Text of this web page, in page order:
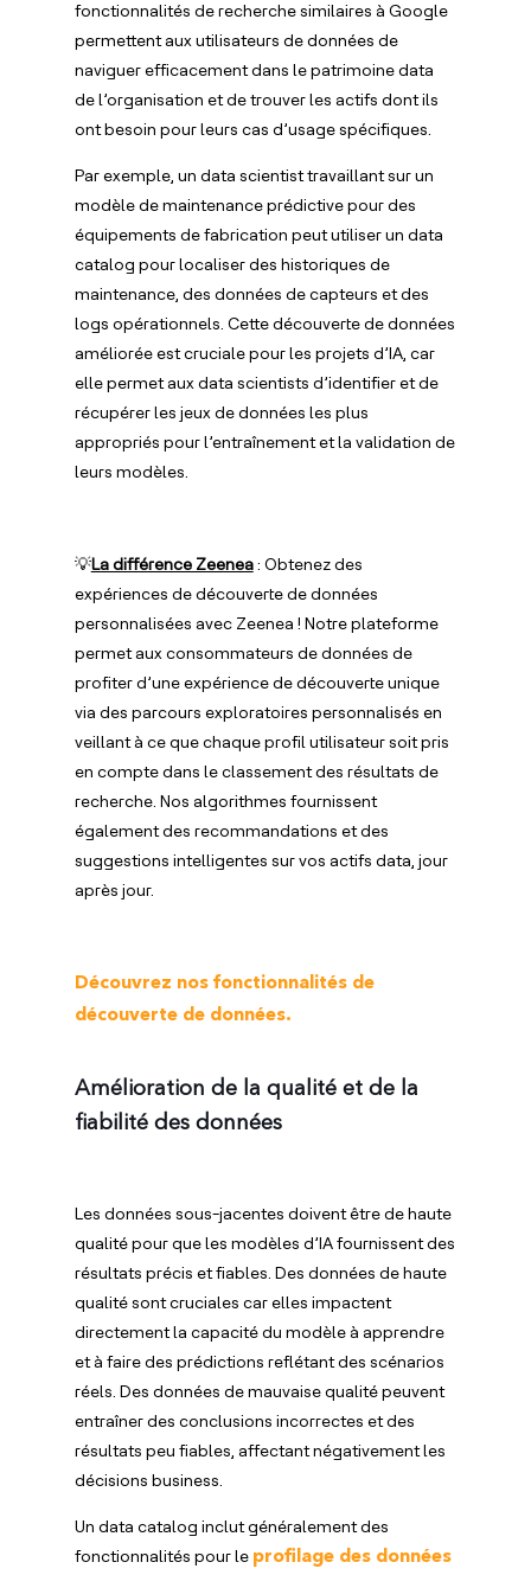
fonctionnalités de recherche similaires à Google
permettent aux utilisateurs de données de
naviguer efficacement dans le patrimoine data
de l’organisation et de trouver les actifs dont ils
ont besoin pour leurs cas d’usage spécifiques.
Par exemple, un data scientist travaillant sur un
modèle de maintenance prédictive pour des
équipements de fabrication peut utiliser un data
catalog pour localiser des historiques de
maintenance, des données de capteurs et des
logs opérationnels. Cette découverte de données
améliorée est cruciale pour les projets d’IA, car
elle permet aux data scientists d’identifier et de
récupérer les jeux de données les plus
appropriés pour l’entraînement et la validation de
leurs modèles.
💡La différence Zeenea: Obtenez des
expériences de découverte de données
personnalisées avec Zeenea ! Notre plateforme
permet aux consommateurs de données de
profiter d’une expérience de découverte unique
via des parcours exploratoires personnalisés en
veillant à ce que chaque profil utilisateur soit pris
en compte dans le classement des résultats de
recherche. Nos algorithmes fournissent
également des recommandations et des
suggestions intelligentes sur vos actifs data, jour
après jour.
Découvrez nos fonctionnalités de
découverte de données.
Amélioration de la qualité et de la
fiabilité des données
Les données sous-jacentes doivent être de haute
qualité pour que les modèles d’IA fournissent des
résultats précis et fiables. Des données de haute
qualité sont cruciales car elles impactent
directement la capacité du modèle à apprendre
et à faire des prédictions reflétant des scénarios
réels. Des données de mauvaise qualité peuvent
entraîner des conclusions incorrectes et des
résultats peu fiables, affectant négativement les
décisions business.
Un data catalog inclut généralement des
fonctionnalités pour le profilage des données